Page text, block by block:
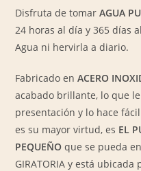
con
Ozono
cantidad
Disfruta de tomarAGUA
24 horas al día y 365 días
Agua ni hervirla a diario.
Fabricado enACERO
acabado brillante, lo que
presentación y lo hace
es su mayor virtud, es EL
PEQUEÑO que se pueda
GIRATORIA y está